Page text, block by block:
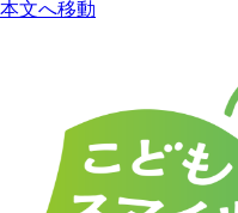
本文へ移動